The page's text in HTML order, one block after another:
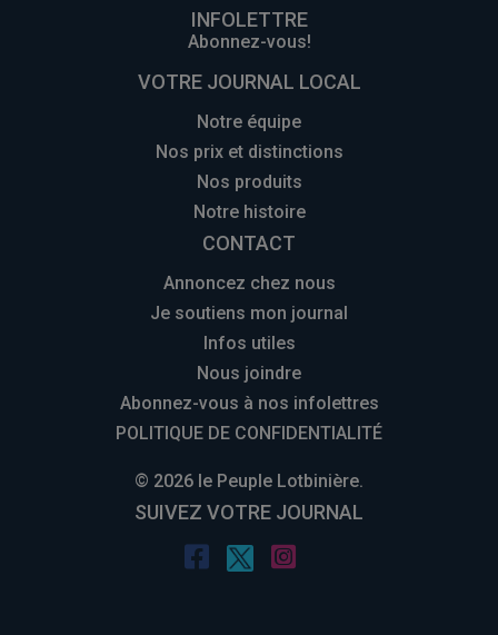
INFOLETTRE
Abonnez-vous!
VOTRE JOURNAL LOCAL
Notre équipe
Nos prix et distinctions
Nos produits
Notre histoire
CONTACT
Annoncez chez nous
Je soutiens mon journal
Infos utiles
Nous joindre
Abonnez-vous à nos infolettres
POLITIQUE DE CONFIDENTIALITÉ
© 2026 le Peuple Lotbinière.
SUIVEZ VOTRE JOURNAL